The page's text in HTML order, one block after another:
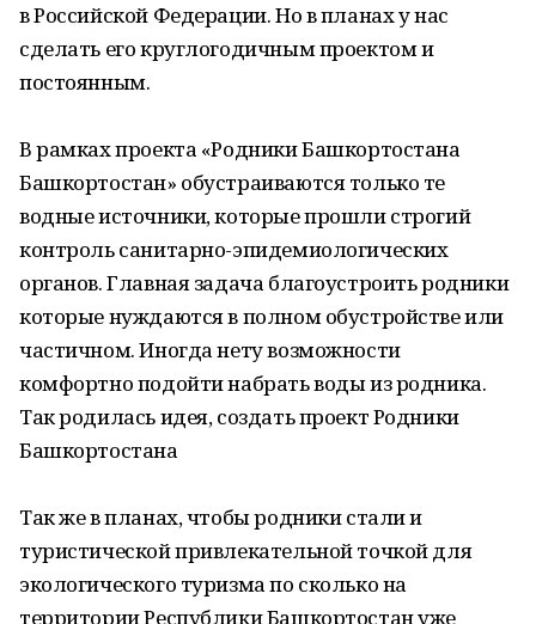
в Российской Федерации. Но в планах у нас
сделать его круглогодичным проектом и
постоянным.
В рамках проекта «Родники Башкортостана
Башкортостан» обустраиваются только те
водные источники, которые прошли строгий
контроль санитарно-эпидемиологических
органов. Главная задача благоустроить родники
которые нуждаются в полном обустройстве или
частичном. Иногда нету возможности
комфортно подойти набрать воды из родника.
Так родилась идея, создать проект Родники
Башкортостана
Так же в планах, чтобы родники стали и
туристической привлекательной точкой для
экологического туризма по сколько на
территории Республики Башкортостан уже